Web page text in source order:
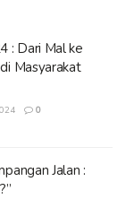
: Dari Mal ke
Masyarakat
0
Jalan :